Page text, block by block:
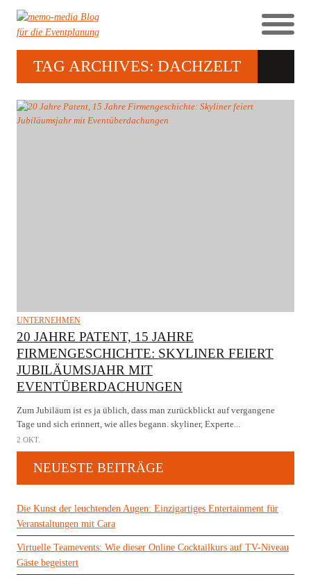
TAG ARCHIVES: DACHZELT
UNTERNEHMEN
20 JAHRE PATENT, 15 JAHRE
FIRMENGESCHICHTE: SKYLINER FEIERT
JUBILÄUMSJAHR MIT
EVENTÜBERDACHUNGEN
Zum Jubiläum ist es ja üblich, dass man zurückblickt auf vergangene
Tage und sich erinnert, wie alles begann. skyliner, Experte...
2 OKT.
NEUESTE BEITRÄGE
Die Kunst der leuchtenden Augen: Einzigartiges Entertainment für
Veranstaltungen mit Cara
Virtuelle Teamevents: Wie dieser Online Cocktailkurs auf TV-Niveau
Gäste begeistert